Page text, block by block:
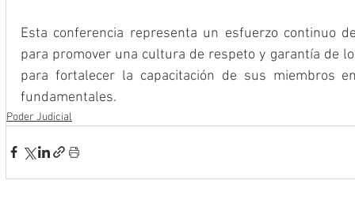
Esta conferencia representa un esfuerzo continuo
para promover una cultura de respeto y garantía de
para fortalecer la capacitación de sus miembros
fundamentales.
Poder Judicial